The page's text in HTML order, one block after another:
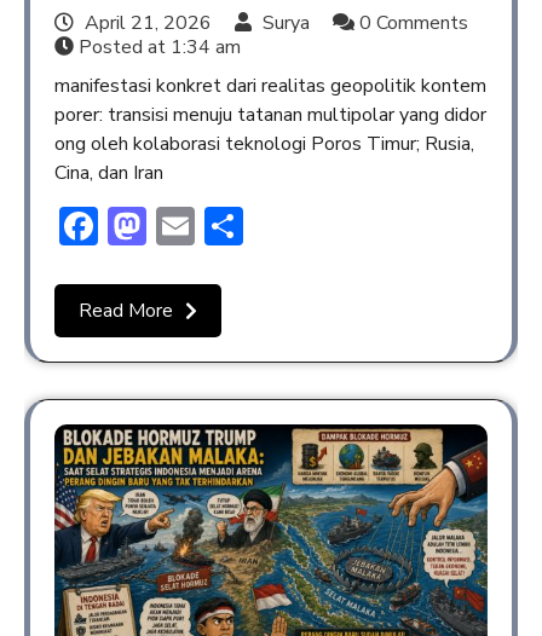
April 21, 2026 Surya
0 Comments
Posted at 1:34 am
manifestasi konkret dari realitas geopolitik kontem
porer: transisi menuju tatanan multipolar yang didor
ong oleh kolaborasi teknologi Poros Timur; Rusia,
Cina, dan Iran
Facebook
Mastodon
Email
Read More